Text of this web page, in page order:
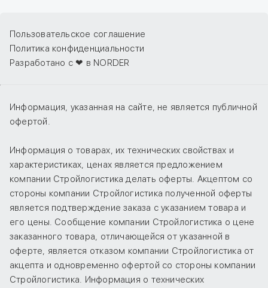
Пользовательское соглашение
Политика конфиденциальности
Разработано с ❤ в NORDER
Информация, указанная на сайте, не является публичной
офертой.
Информация о товарах, их технических свойствах и
характеристиках, ценах является предложением
компании Стройлогистика делать оферты. Акцептом со
стороны компании Стройлогистика полученной оферты
является подтверждение заказа с указанием товара и
его цены. Сообщение компании Стройлогистика о цене
заказанного товара, отличающейся от указанной в
оферте, является отказом компании Стройлогистика от
акцепта и одновременно офертой со стороны компании
Стройлогистика. Информация о технических